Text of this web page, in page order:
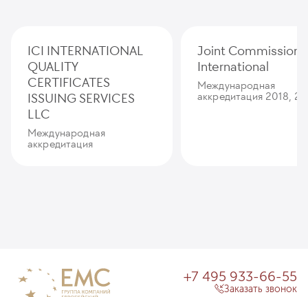
ICI INTERNATIONAL
QUALITY
CERTIFICATES
ISSUING SERVICES
LLC
Международная
аккредитация
Joint Commission
International
Международная
аккредитация 2018,
+7 495 933-66-55
Заказать звонок